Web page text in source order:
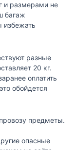
и размерами не
багаж
избежать
разные
20 кг.
оплатить
обойдется
предметы.
опасные